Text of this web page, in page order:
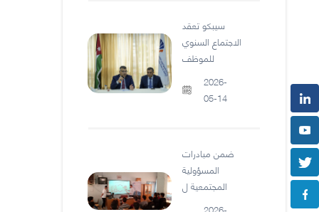
سيبكو تعقد
الاجتماع السنوي
للموظف
2026-
05-14
ضمن مبادرات
المسؤولية
المجتمعية ل